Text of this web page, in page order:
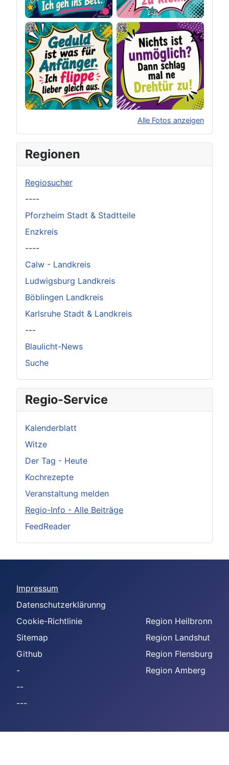
Alle Fotos anzeigen
Original herunterladen
Regionen
Regiosucher
----
Pforzheim Stadt & Stadtteile
Enzkreis
----
Calw - Landkreis
Ludwigsburg Landkreis
Böblingen Landkreis
Karlsruhe Stadt & Landkreis
---
Blaulicht-News
Suche
Regio-Service
Kalenderblatt
Witze
Der Tag - Heute
Kochrezepte
Veranstaltung melden
Regio-Info - Alle Beiträge
FeedReader
Impressum
Datenschutzerklärunng
Cookie-Richtlinie
Sitemap
Github
-
--
---
Region Heilbronn
Region Landshut
Region Flensburg
Region Amberg